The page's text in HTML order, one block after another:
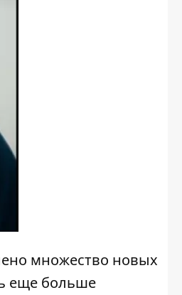
множество новых
еще больше